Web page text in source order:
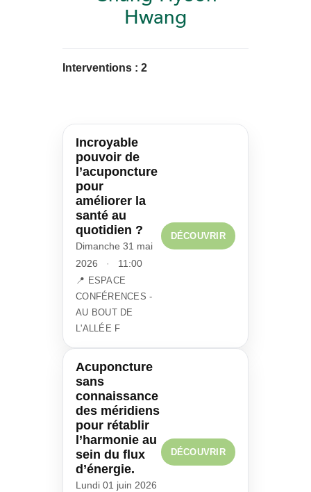
Hwang
Interventions : 2
Incroyable
pouvoir de
l’acuponcture
pour
améliorer la
santé au
quotidien ?
Dimanche 31 mai
2026
· 11:00
📍 ESPACE
CONFÉRENCES -
AU BOUT DE
L'ALLÉE F
DÉCOUVRIR
Acuponcture
sans
connaissance
des méridiens
pour rétablir
l’harmonie au
sein du flux
d’énergie.
Lundi 01 juin 2026
DÉCOUVRIR